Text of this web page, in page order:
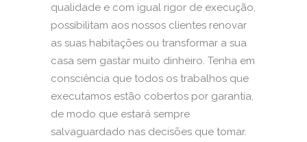
qualidade e com igual rigor de execução,
possibilitam aos nossos clientes renovar
as suas habitações ou transformar a sua
casa sem gastar muito dinheiro. Tenha em
consciência que todos os trabalhos que
executamos estão cobertos por garantia,
de modo que estará sempre
salvaguardado nas decisões que tomar.